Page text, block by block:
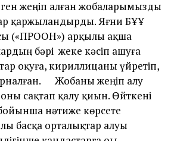
жеңіп алған жобаларымызды
қаржыландырды. Яғни БҰҰ
(«ПРООН») арқылы ақша
бәрі жеке кәсіп ашуға
оқуға, кириллицаны үйретіп,
Жобаны жеңіп алу
сақтап қалу қиын. Өйткені
нәтиже көрсете
басқа орталықтар алуы